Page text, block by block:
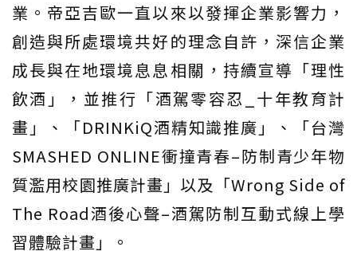
業。帝亞吉歐一直以來以發揮企業影響力，
創造與所處環境共好的理念自許，深信企業
成長與在地環境息息相關，持續宣導「理性
飲酒」，並推行「酒駕零容忍_十年教育計
畫」、「DRINKiQ酒精知識推廣」、「台灣
SMASHED ONLINE衝撞青春–防制青少年物
質濫用校園推廣計畫」以及「Wrong Side of
The Road酒後心聲–酒駕防制互動式線上學
習體驗計畫」。